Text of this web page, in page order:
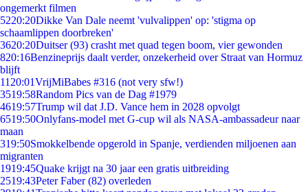
ongemerkt filmen
5220:20Dikke Van Dale neemt 'vulvalippen' op: 'stigma op
schaamlippen doorbreken'
3620:20Duitser (93) crasht met quad tegen boom, vier gewonden
820:16Benzineprijs daalt verder, onzekerheid over Straat van Hormuz
blijft
11 20:01VrijMiBabes #316 (not very sfw!)
3519:58Random Pics van de Dag #1979
4619:57Trump wil dat J.D. Vance hem in 2028 opvolgt
6519:50Onlyfans-model met G-cup wil als NASA-ambassadeur naar
maan
319:50Smokkelbende opgerold in Spanje, verdienden miljoenen aan
migranten
1919:45Quake krijgt na 30 jaar een gratis uitbreiding
2519:43Peter Faber (82) overleden